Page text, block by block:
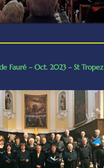
Fauré – Oct. 2023 – St Tropez